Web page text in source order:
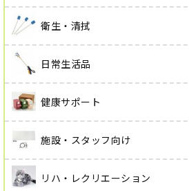
衛生・清拭
日常生活品
健康サポート
施設・スタッフ向け
リハ・レクリエーション